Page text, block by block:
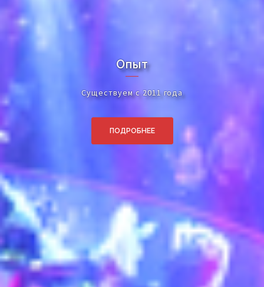
Команда
Почти полсотни игроков
ПОДРОБНЕЕ